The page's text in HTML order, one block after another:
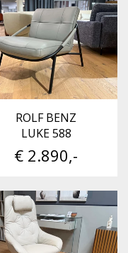
ROLF BENZ
LUKE 588
€ 2.890,-